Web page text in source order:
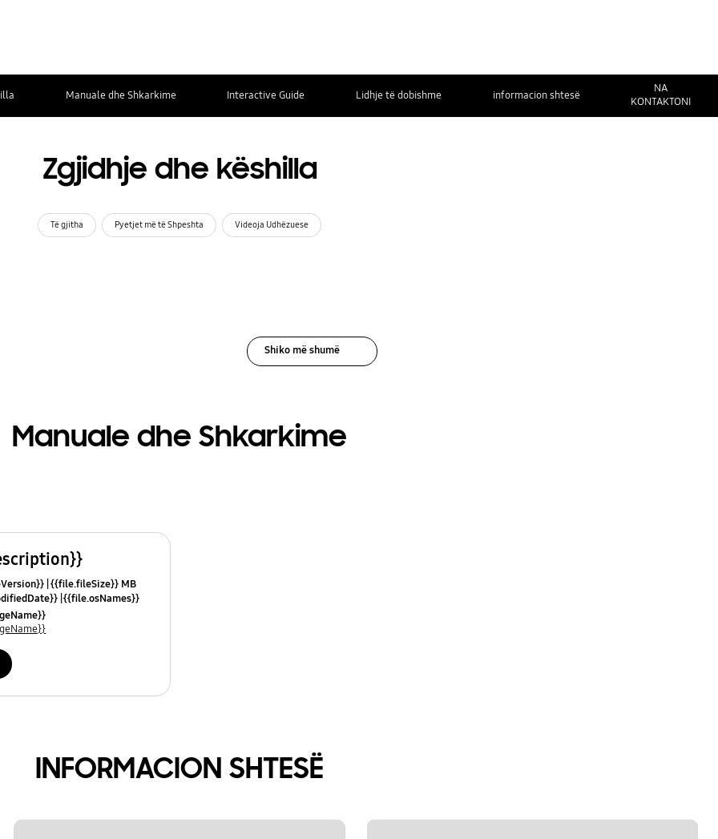
Manuale dhe Shkarkime Interactive Guide Lidhje të dobishme informacion shtesë
NA
KONTAKTONI
Zgjidhje dhe këshilla
Të gjitha Pyetjet më të Shpeshta Videoja Udhëzuese
Shiko më shumë
Manuale dhe Shkarkime
{{file.fileSize}} MB
{{file.osNames}}
INFORMACION SHTESË